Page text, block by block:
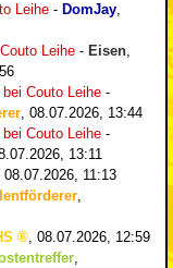
Leihe - DomJay,
Leihe - Eisen,
bei Couto Leihe -
, 08.07.2026, 13:44
bei Couto Leihe -
13:11
08.07.2026, 11:13
,
, 08.07.2026, 12:59
,